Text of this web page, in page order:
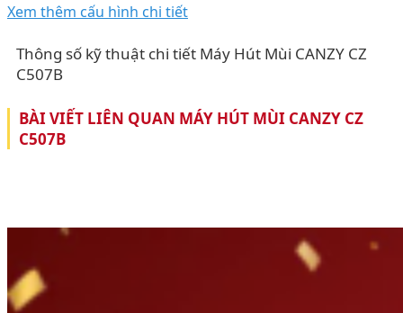
Xem thêm cấu hình chi tiết
Thông số kỹ thuật chi tiết Máy Hút Mùi CANZY CZ
C507B
BÀI VIẾT LIÊN QUAN MÁY HÚT MÙI CANZY CZ
C507B